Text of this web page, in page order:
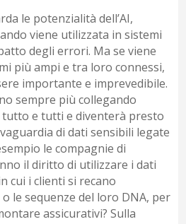
le potenzialità dell’AI,
viene utilizzata in sistemi
degli errori. Ma se viene
più ampi e tra loro connessi,
importante e imprevedibile.
sempre più collegando
e tutti e diventerà presto
di dati sensibili legate
le compagnie di
il diritto di utilizzare i dati
cui i clienti si recano
le sequenze del loro DNA, per
assicurativi? Sulla